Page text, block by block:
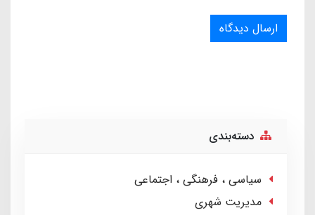
ارسال دیدگاه
دسته‌بندی
سیاسی ، فرهنگی ، اجتماعی
مدیریت شهری